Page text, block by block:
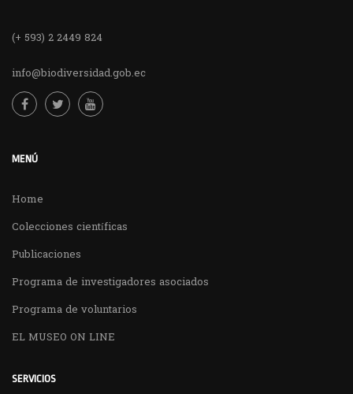
(+ 593) 2 2449 824
info@biodiversidad.gob.ec
MENÚ
Home
Colecciones científicas
Publicaciones
Programa de investigadores asociados
Programa de voluntarios
EL MUSEO ON LINE
SERVICIOS